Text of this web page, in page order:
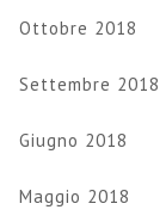
Ottobre 2018
Settembre 2018
Giugno 2018
Maggio 2018